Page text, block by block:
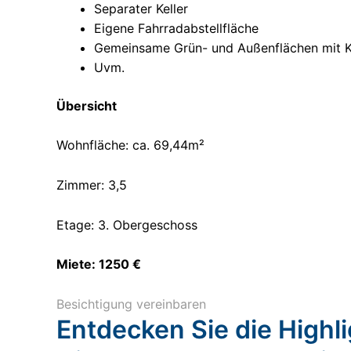
Separater Keller
Eigene Fahrradabstellfläche
Gemeinsame Grün- und Außenflächen mit
Uvm.
Übersicht
Wohnfläche: ca. 69,44m²
Zimmer: 3,5
Etage: 3. Obergeschoss
Miete: 1250 €
Besichtigung vereinbaren
Entdecken Sie die